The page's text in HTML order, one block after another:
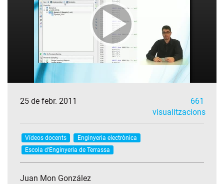
25 de febr. 2011
661
visualitzacions
Vídeos docents
Enginyeria electrònica
Escola d'Enginyeria de Terrassa
Juan Mon González